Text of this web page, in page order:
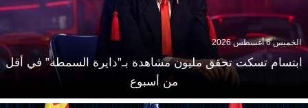
ابتسام تسكت تحقق مليون مشاهدة بـ”دايرة السمطة” في أقل
من أسبوع
الخميس 6 أغسطس 2026